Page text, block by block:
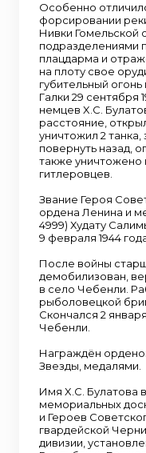
Особенно
форсировании
Нивки Гомельской
подразделениями
плацдарма и
на плоту свое
губительный
Галки 29 сентября
немцев X.С.
расстояние,
уничтожил 2 танка,
повернуть назад,
также уничтожено
гитлеровцев.
Звание Героя
ордена Ленина и
4999) Худату
9 февраля 1944
После войны
демобилизован,
в село Чебенли.
рыболовецкой
Скончался 2
Чебенли.
Награждён
Звезды, медалями.
Имя X.С. Булатова
мемориальных
и Героев
гвардейской
дивизии,